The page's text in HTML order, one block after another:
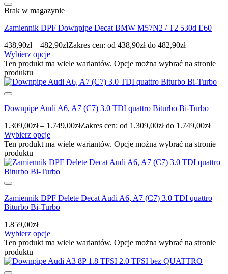
Brak w magazynie
Zamiennik DPF Downpipe Decat BMW M57N2 / T2 530d E60
438,90zł – 482,90złZakres cen: od 438,90zł do 482,90zł
Wybierz opcje
Ten produkt ma wiele wariantów. Opcje można wybrać na stronie
produktu
Downpipe Audi A6, A7 (C7) 3.0 TDI quattro Biturbo Bi-Turbo
1.309,00zł – 1.749,00złZakres cen: od 1.309,00zł do 1.749,00zł
Wybierz opcje
Ten produkt ma wiele wariantów. Opcje można wybrać na stronie
produktu
Zamiennik DPF Delete Decat Audi A6, A7 (C7) 3.0 TDI quattro
Biturbo Bi-Turbo
1.859,00zł
Wybierz opcje
Ten produkt ma wiele wariantów. Opcje można wybrać na stronie
produktu